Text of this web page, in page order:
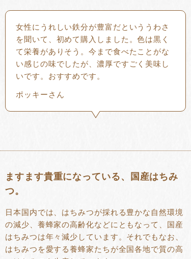
女性にうれしい鉄分が豊富だといううわさ
を聞いて、初めて購入しました。色は黒く
て栄養がありそう。今まで食べたことがな
い感じの味でしたが、濃厚ですごく美味し
いです。おすすめです。
ポッキーさん
ますます貴重になっている、国産はちみ
つ。
日本国内では、はちみつが採れる豊かな自然環境
の減少、養蜂家の高齢化などにともなって、国産
はちみつは年々減少しています。それでもなお、
はちみつを愛する養蜂家たちが全国各地で質の高